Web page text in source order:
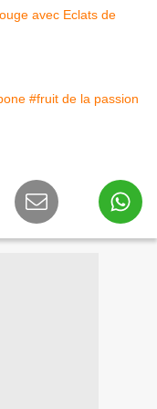
#fruit de la passion